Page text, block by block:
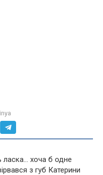
хоча б одне
з губ Катерини